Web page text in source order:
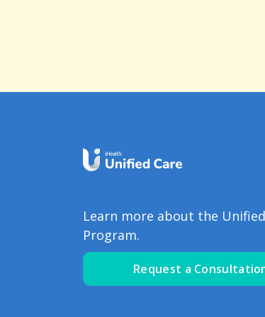
Learn more about the
Program.
Request a